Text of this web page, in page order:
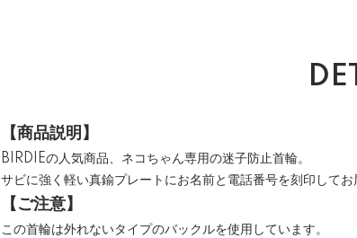
【商品説明】
BIRDIEの人気商品、ネコちゃん専用の迷子防止首輪。
サビに強く軽い真鍮プレートにお名前と電話番号を刻印してお
【ご注意】
この首輪は外れないタイプのバックルを使用しています。